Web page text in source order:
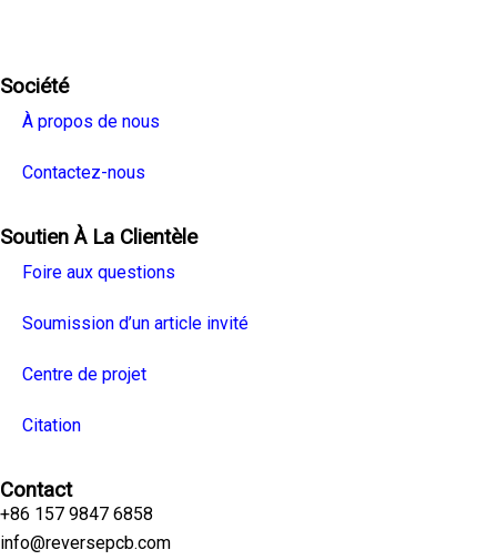
Société
À propos de nous
Contactez-nous
Soutien À La Clientèle
Foire aux questions
Soumission d’un article invité
Centre de projet
Citation
Contact
+86 157 9847 6858
info@reversepcb.com